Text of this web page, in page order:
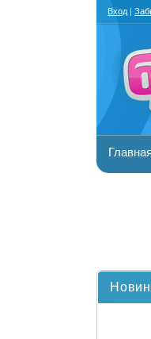
Вход |
Главная